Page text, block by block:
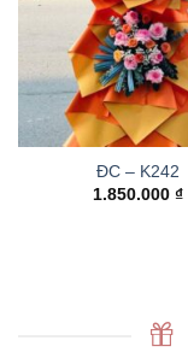
ĐC – K242
1.850.000 ₫